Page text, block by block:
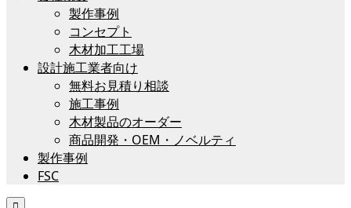
製作事例
コンセプト
木材加工工場
設計施工業者向け
無料お見積り相談
施工事例
木材製品のオーダー
商品開発・OEM・ノベルティ
製作事例
FSC